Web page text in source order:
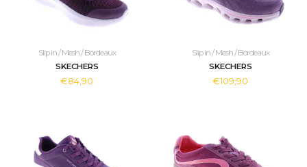
Slip in / Mesh / Bordeaux
SKECHERS
€84,90
Slip in / Mesh / Bordeaux
SKECHERS
€109,90